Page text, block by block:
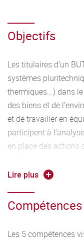
(méthodes et
organisation des
transversales
mathématiques,
également des
s’adapter à de
des outils
durable.
Objectifs
Les titulaires d’un
systèmes
thermiques...) dans
des biens et de
et de travailler en
participent à
en place des actions
titulaires d’un BUT
conformité avec la
pertinents ainsi qu’à
Lire plus
Les 5 compétences